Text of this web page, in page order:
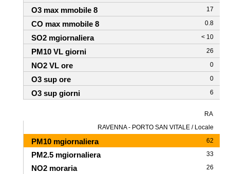
17
0.8
< 10
26
0
0
6
RA
RAVENNA - PORTO SAN VITALE / Locale
62
33
26